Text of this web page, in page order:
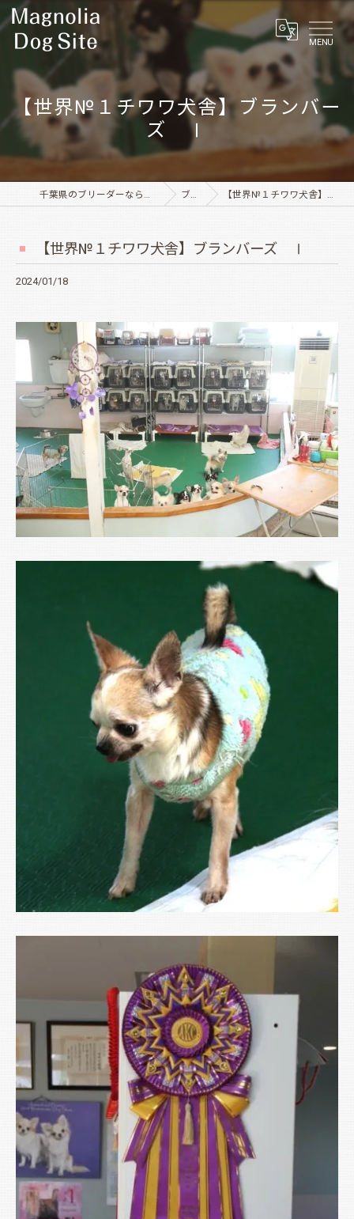
MENU
【世界№１チワワ犬舎】ブランバー
ズ Ⅰ
千葉県のブリーダーならMagnolia Dog Site ブログ 【世界№１チワワ犬舎】ブランバーズ Ⅰ
【世界№１チワワ犬舎】ブランバーズ Ⅰ
2024/01/18